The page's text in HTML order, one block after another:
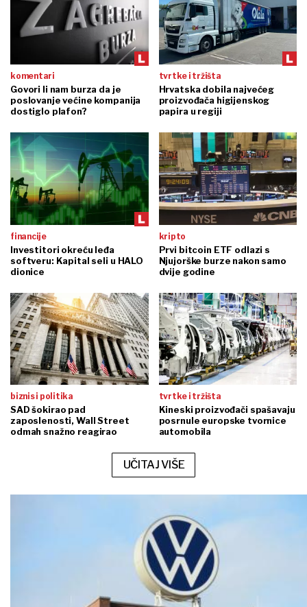
komentari
Govori li nam burza da je
poslovanje većine kompanija
dostiglo plafon?
tvrtke i tržišta
Hrvatska dobila najvećeg
proizvođača higijenskog
papira u regiji
financije
Investitori okreću leđa
softveru: Kapital seli u HALO
dionice
kripto
Prvi bitcoin ETF odlazi s
Njujorške burze nakon samo
dvije godine
biznis i politika
SAD šokirao pad
zaposlenosti, Wall Street
odmah snažno reagirao
tvrtke i tržišta
Kineski proizvođači spašavaju
posrnule europske tvornice
automobila
UČITAJ VIŠE